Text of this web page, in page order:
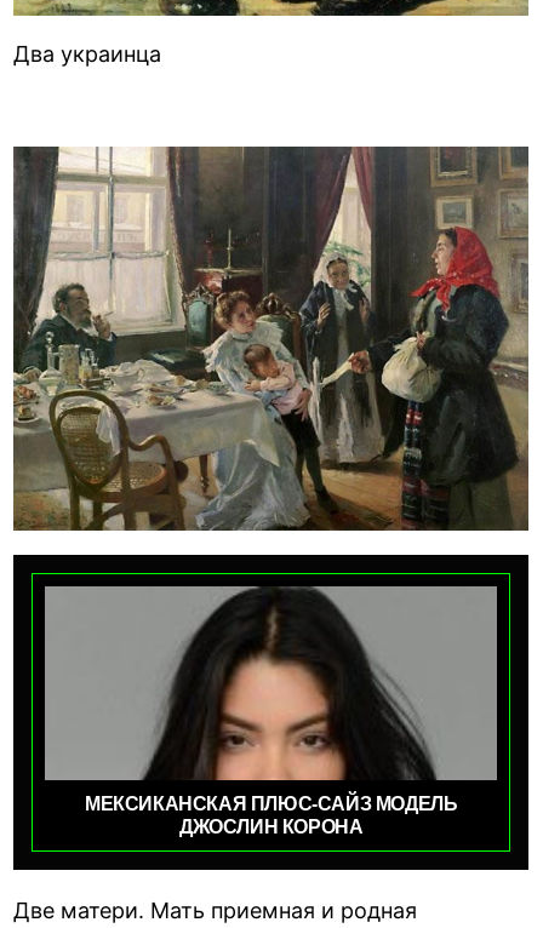
Два украинца
МЕКСИКАНСКАЯ ПЛЮС-САЙЗ МОДЕЛЬ
ДЖОСЛИН КОРОНА
Две матери. Мать приемная и родная